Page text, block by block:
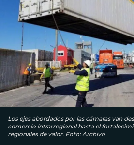
Los ejes abordados por las cámaras van
comercio intrarregional hasta el
regionales de valor. Foto: Archivo